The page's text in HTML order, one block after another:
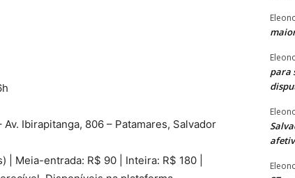
Ibirapitanga, 806 – Patamares, Salvador
Meia-entrada: R$ 90 | Inteira: R$ 180 |
para